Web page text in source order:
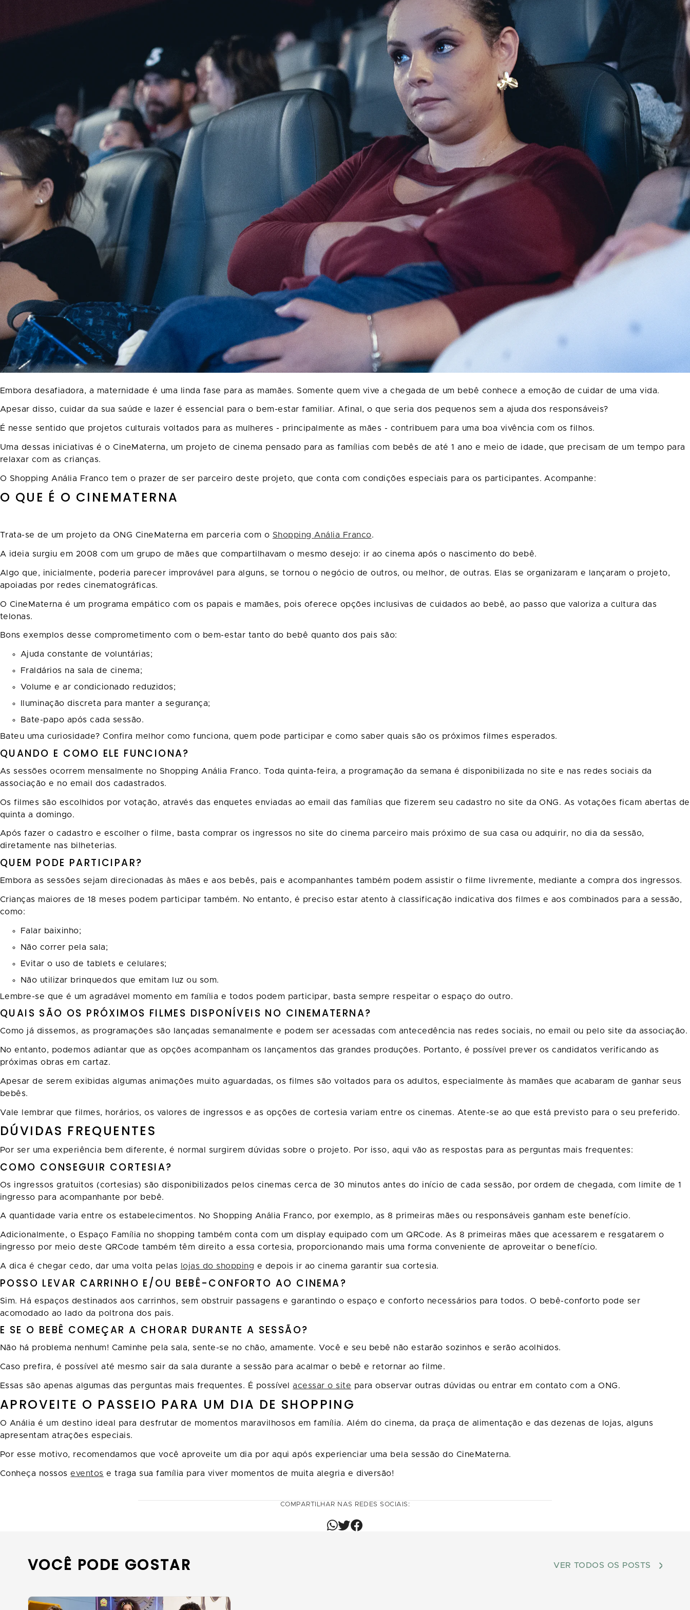
Embora desafiadora, a maternidade é uma linda fase para as mamães. Somente quem vive a chegada de um bebê conhece a emoção de cuidar de uma vida.
Apesar disso, cuidar da sua saúde e lazer é essencial para o bem-estar familiar. Afinal, o que seria dos pequenos sem a ajuda dos responsáveis?
É nesse sentido que projetos culturais voltados para as mulheres - principalmente as mães - contribuem para uma boa vivência com os filhos.
Uma dessas iniciativas é o CineMaterna, um projeto de cinema pensado para as famílias com bebês de até 1 ano e meio de idade, que precisam de um tempo para
relaxar com as crianças.
O Shopping Anália Franco tem o prazer de ser parceiro deste projeto, que conta com condições especiais para os participantes. Acompanhe:
O QUE É O CINEMATERNA
Trata-se de um projeto da ONG CineMaterna em parceria com o Shopping Anália Franco.
A ideia surgiu em 2008 com um grupo de mães que compartilhavam o mesmo desejo: ir ao cinema após o nascimento do bebê.
Algo que, inicialmente, poderia parecer improvável para alguns, se tornou o negócio de outros, ou melhor, de outras. Elas se organizaram e lançaram o projeto,
apoiadas por redes cinematográficas.
O CineMaterna é um programa empático com os papais e mamães, pois oferece opções inclusivas de cuidados ao bebê, ao passo que valoriza a cultura das
telonas.
Bons exemplos desse comprometimento com o bem-estar tanto do bebê quanto dos pais são:
Ajuda constante de voluntárias;
Fraldários na sala de cinema;
Volume e ar condicionado reduzidos;
Iluminação discreta para manter a segurança;
Bate-papo após cada sessão.
Bateu uma curiosidade? Confira melhor como funciona, quem pode participar e como saber quais são os próximos filmes esperados.
QUANDO E COMO ELE FUNCIONA?
As sessões ocorrem mensalmente no Shopping Anália Franco. Toda quinta-feira, a programação da semana é disponibilizada no site e nas redes sociais da
associação e no email dos cadastrados.
Os filmes são escolhidos por votação, através das enquetes enviadas ao email das famílias que fizerem seu cadastro no site da ONG. As votações ficam abertas de
quinta a domingo.
Após fazer o cadastro e escolher o filme, basta comprar os ingressos no site do cinema parceiro mais próximo de sua casa ou adquirir, no dia da sessão,
diretamente nas bilheterias.
QUEM PODE PARTICIPAR?
Embora as sessões sejam direcionadas às mães e aos bebês, pais e acompanhantes também podem assistir o filme livremente, mediante a compra dos ingressos.
Crianças maiores de 18 meses podem participar também. No entanto, é preciso estar atento à classificação indicativa dos filmes e aos combinados para a sessão,
como:
Falar baixinho;
Não correr pela sala;
Evitar o uso de tablets e celulares;
Não utilizar brinquedos que emitam luz ou som.
Lembre-se que é um agradável momento em família e todos podem participar, basta sempre respeitar o espaço do outro.
QUAIS SÃO OS PRÓXIMOS FILMES DISPONÍVEIS NO CINEMATERNA?
Como já dissemos, as programações são lançadas semanalmente e podem ser acessadas com antecedência nas redes sociais, no email ou pelo site da associação.
No entanto, podemos adiantar que as opções acompanham os lançamentos das grandes produções. Portanto, é possível prever os candidatos verificando as
próximas obras em cartaz.
Apesar de serem exibidas algumas animações muito aguardadas, os filmes são voltados para os adultos, especialmente às mamães que acabaram de ganhar seus
bebês.
Vale lembrar que filmes, horários, os valores de ingressos e as opções de cortesia variam entre os cinemas. Atente-se ao que está previsto para o seu preferido.
DÚVIDAS FREQUENTES
Por ser uma experiência bem diferente, é normal surgirem dúvidas sobre o projeto. Por isso, aqui vão as respostas para as perguntas mais frequentes:
COMO CONSEGUIR CORTESIA?
Os ingressos gratuitos (cortesias) são disponibilizados pelos cinemas cerca de 30 minutos antes do início de cada sessão, por ordem de chegada, com limite de 1
ingresso para acompanhante por bebê.
A quantidade varia entre os estabelecimentos. No Shopping Anália Franco, por exemplo, as 8 primeiras mães ou responsáveis ganham este benefício.
Adicionalmente, o Espaço Família no shopping também conta com um display equipado com um QRCode. As 8 primeiras mães que acessarem e resgatarem o
ingresso por meio deste QRCode também têm direito a essa cortesia, proporcionando mais uma forma conveniente de aproveitar o benefício.
A dica é chegar cedo, dar uma volta pelas lojas do shopping e depois ir ao cinema garantir sua cortesia.
POSSO LEVAR CARRINHO E/OU BEBÊ-CONFORTO AO CINEMA?
Sim. Há espaços destinados aos carrinhos, sem obstruir passagens e garantindo o espaço e conforto necessários para todos. O bebê-conforto pode ser
acomodado ao lado da poltrona dos pais.
E SE O BEBÊ COMEÇAR A CHORAR DURANTE A SESSÃO?
Não há problema nenhum! Caminhe pela sala, sente-se no chão, amamente. Você e seu bebê não estarão sozinhos e serão acolhidos.
Caso prefira, é possível até mesmo sair da sala durante a sessão para acalmar o bebê e retornar ao filme.
Essas são apenas algumas das perguntas mais frequentes. É possívelacessar o site para observar outras dúvidas ou entrar em contato com a ONG.
APROVEITE O PASSEIO PARA UM DIA DE SHOPPING
O Anália é um destino ideal para desfrutar de momentos maravilhosos em família. Além do cinema, da praça de alimentação e das dezenas de lojas, alguns
apresentam atrações especiais.
Por esse motivo, recomendamos que você aproveite um dia por aqui após experienciar uma bela sessão do CineMaterna.
Conheça nossoseventos e traga sua família para viver momentos de muita alegria e diversão!
COMPARTILHAR NAS REDES SOCIAIS:
VOCÊ PODE GOSTAR VER TODOS OS POSTS